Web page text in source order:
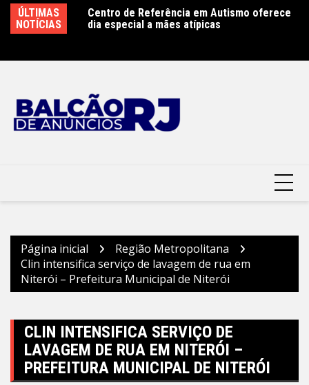
para
ÚLTIMAS
NOTÍCIAS
antecipa
2026 com
e do trabalho
Centro de Referência em Autismo oferece
dia especial a mães atípicas
Página inicial
Região Metropolitana
Clin intensifica serviço de lavagem de rua em
Niterói – Prefeitura Municipal de Niterói
CLIN INTENSIFICA SERVIÇO DE
LAVAGEM DE RUA EM NITERÓI –
PREFEITURA MUNICIPAL DE NITERÓI